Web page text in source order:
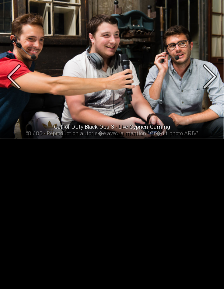
Call of Duty Black Ops 3 - Live Cyprien Gaming
68 / 85 - Reproduction autoris�e avec la mention "Cr�dit photo AFJV"